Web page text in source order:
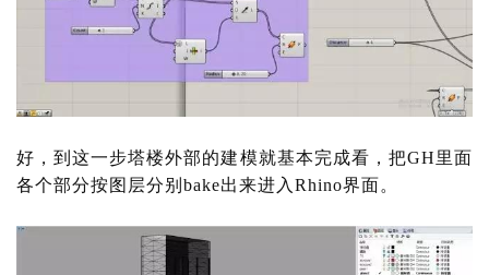
好，到这一步塔楼外部的建模就基本完成看，把GH里面
各个部分按图层分别bake出来进入Rhino界面。